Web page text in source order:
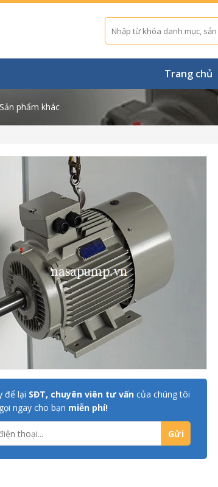
Tìm
kiếm:
Trang chủ
Sản phẩm khác
để lại SĐT, chuyên viên tư vấn của chúng tôi
ngay cho bạn miễn phí!